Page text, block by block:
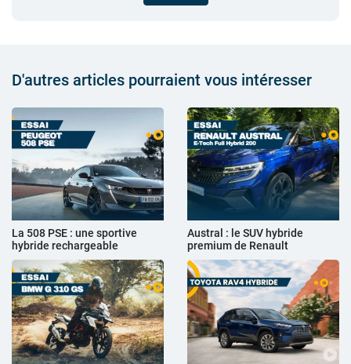
D'autres articles pourraient vous intéresser
La 508 PSE : une sportive
hybride rechargeable
Austral : le SUV hybride
premium de Renault